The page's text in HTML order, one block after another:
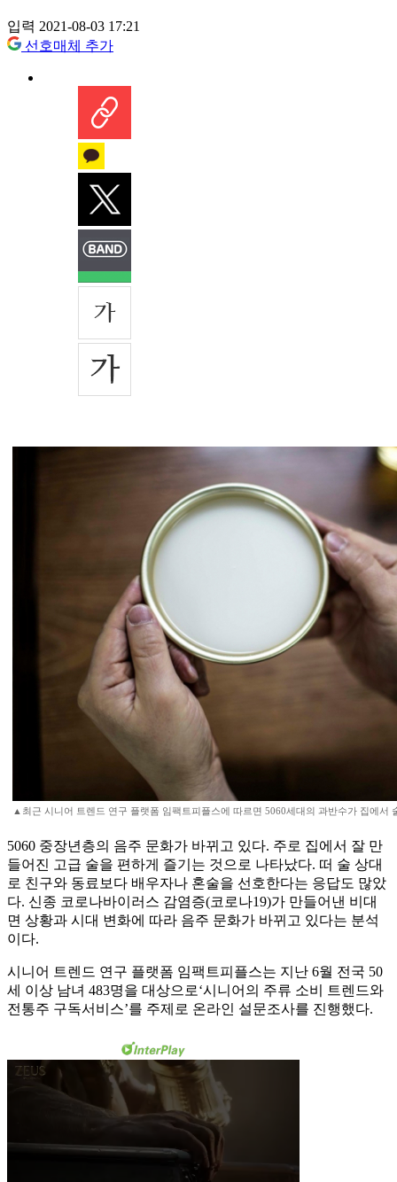
입력 2021-08-03 17:21
선호매체 추가
▲최근 시니어 트렌드 연구 플랫폼 임팩트피플스에 따르면 5060세대의 과반수가 집에서
5060 중장년층의 음주 문화가 바뀌고 있다. 주로 집에서 잘 만
들어진 고급 술을 편하게 즐기는 것으로 나타났다. 떠 술 상대
로 친구와 동료보다 배우자나 혼술을 선호한다는 응답도 많았
다. 신종 코로나바이러스 감염증(코로나19)가 만들어낸 비대
면 상황과 시대 변화에 따라 음주 문화가 바뀌고 있다는 분석
이다.
시니어 트렌드 연구 플랫폼 임팩트피플스는 지난 6월 전국 50
세 이상 남녀 483명을 대상으로‘시니어의 주류 소비 트렌드와
전통주 구독서비스’를 주제로 온라인 설문조사를 진행했다.